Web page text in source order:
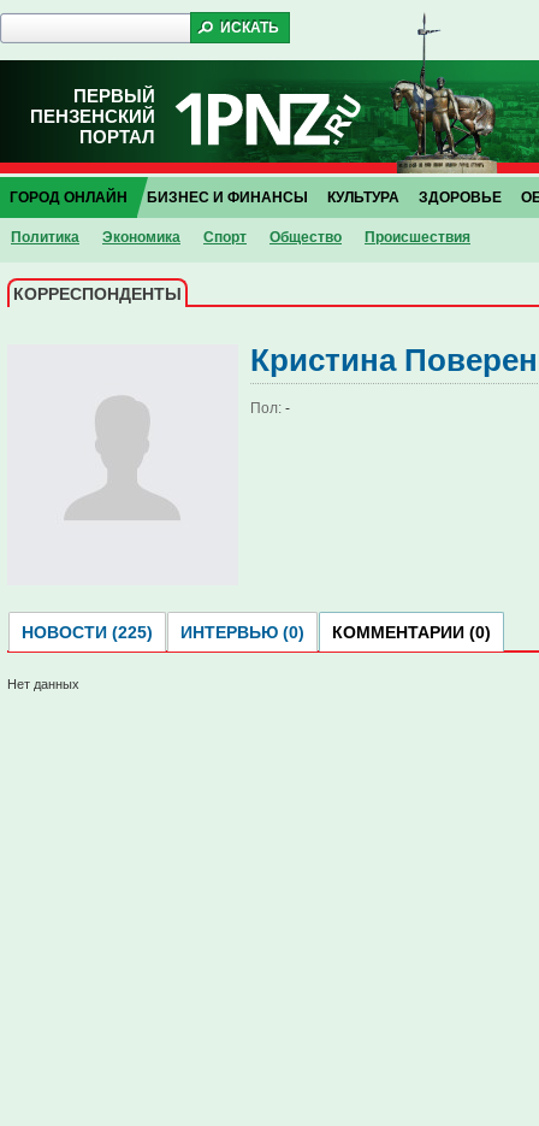
ПЕРВЫЙ
ПЕНЗЕНСКИЙ
ПОРТАЛ
ГОРОД ОНЛАЙН
Политика Экономика Спорт Общество Проиcшествия
БИЗНЕС И ФИНАНСЫ КУЛЬТУРА ЗДОРОВЬЕ
КОРРЕСПОНДЕНТЫ
Кристина
Пол: -
НОВОСТИ (225) ИНТЕРВЬЮ (0) КОММЕНТАРИИ (0)
Нет данных